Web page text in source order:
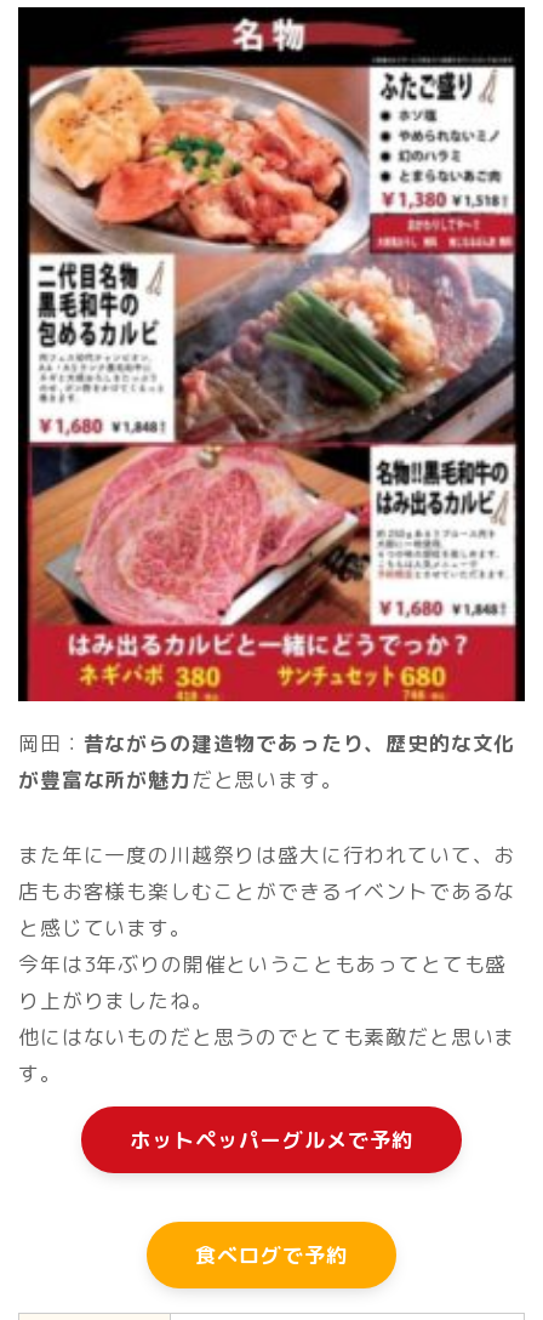
岡田： 昔ながらの建造物であったり、歴史的な文化
が豊富な所が魅力 だと思います。
また年に一度の川越祭りは盛大に行われていて、お
店もお客様も楽しむことができるイベントであるな
と感じています。
今年は3年ぶりの開催ということもあってとても盛
り上がりましたね。
他にはないものだと思うのでとても素敵だと思いま
す。
ホットペッパーグルメで予約
食べログで予約